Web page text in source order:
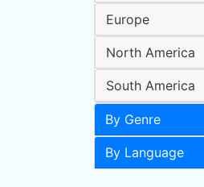
Europe
North America
South America
By Genre
By Language